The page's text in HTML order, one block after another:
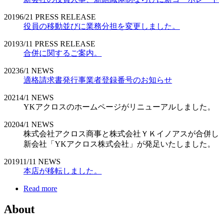
20196/21 PRESS RELEASE
役員の移動並びに業務分担を変更しました。
20193/11 PRESS RELEASE
合併に関するご案内。
20236/1 NEWS
適格請求書発行事業者登録番号のお知らせ
20214/1 NEWS
YKアクロスのホームページがリニューアルしました。
20204/1 NEWS
株式会社アクロス商事と株式会社ＹＫイノアスが合併
新会社「YKアクロス株式会社」が発足いたしました。
201911/11 NEWS
本店が移転しました。
Read more
About